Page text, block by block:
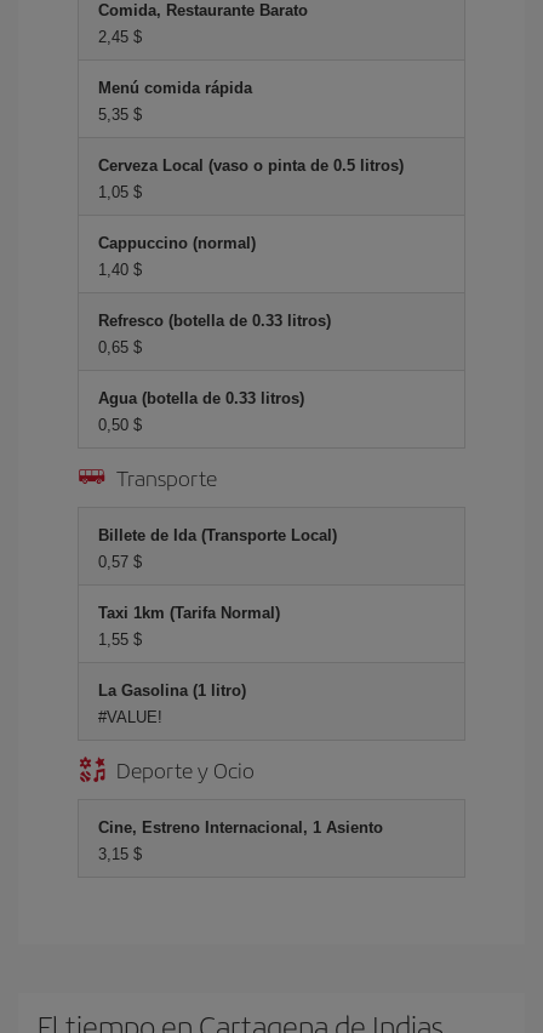
Comida, Restaurante Barato
2,45 $
Menú comida rápida
5,35 $
Cerveza Local (vaso o pinta de 0.5 litros)
1,05 $
Cappuccino (normal)
1,40 $
Refresco (botella de 0.33 litros)
0,65 $
Agua (botella de 0.33 litros)
0,50 $
Transporte
Billete de Ida (Transporte Local)
0,57 $
Taxi 1km (Tarifa Normal)
1,55 $
La Gasolina (1 litro)
#VALUE!
Deporte y Ocio
Cine, Estreno Internacional, 1 Asiento
3,15 $